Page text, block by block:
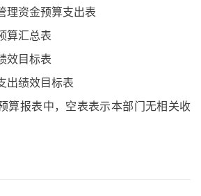
理资金预算支出表
算汇总表
效目标表
出绩效目标表
算报表中，空表表示本部门无相关收